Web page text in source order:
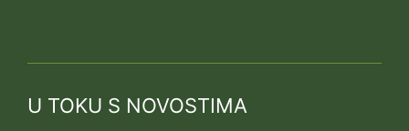
U TOKU S NOVOSTIMA